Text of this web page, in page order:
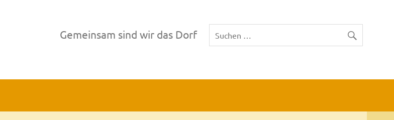
Gemeinsam sind wir das Dorf